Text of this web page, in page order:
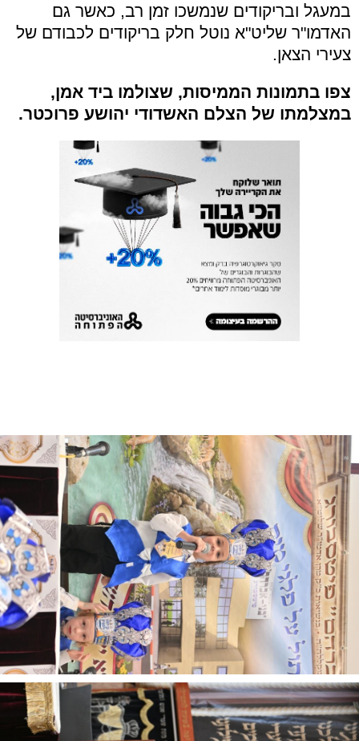
במעגל ובריקודים שנמשכו זמן רב, כאשר גם
האדמו"ר שליט"א נוטל חלק בריקודים לכבודם של
צעירי הצאן.
צפו בתמונות הממיסות, שצולמו ביד אמן,
במצלמתו של הצלם האשדודי יהושע פרוכטר.